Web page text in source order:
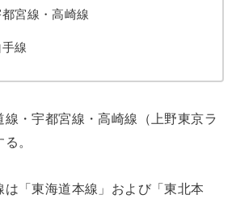
宮線・高崎線
線
・宇都宮線・高崎線（上野東京ラ
。
は「東海道本線」および「東北本